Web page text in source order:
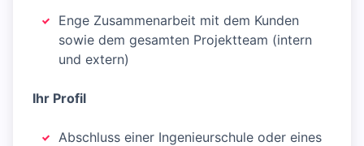
Enge Zusammenarbeit mit dem Kunden
sowie dem gesamten Projektteam (intern
und extern)
Ihr Profil
Abschluss einer Ingenieurschule oder eines